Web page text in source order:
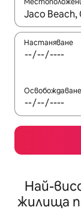
Когато
Настаняване
Освобождаване
Най-
жилища